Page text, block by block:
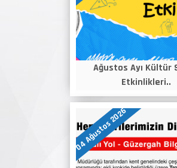
Ağustos Ayı Kültür
Etkinlikleri..
04 Ağustos 2026